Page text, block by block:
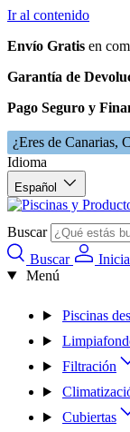
Ir al contenido
Envío Gratis en
Garantía de
Pago Seguro y
¿Eres de Canarias,
Idioma
Español
Buscar
Buscar
Menú
Piscinas
Filtración
Cubiertas